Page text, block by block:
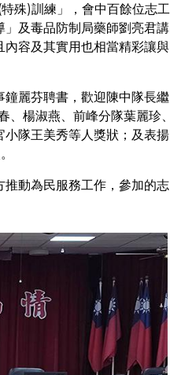
殊)訓練」，會中百餘位志工
及毒品防制局藥師劉亮君講
容及其實用也相當精彩讓與
麗芬聘書，歡迎陳中隊長繼
楊淑燕、前峰分隊葉麗珍、
隊王美秀等人獎狀；及表揚
動為民服務工作，參加的志